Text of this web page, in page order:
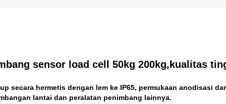
sensor load cell 50kg 200kg,kualitas
secara hermetis dengan lem ke IP65, permukaan anodisasi
lantai dan peralatan penimbang lainnya.